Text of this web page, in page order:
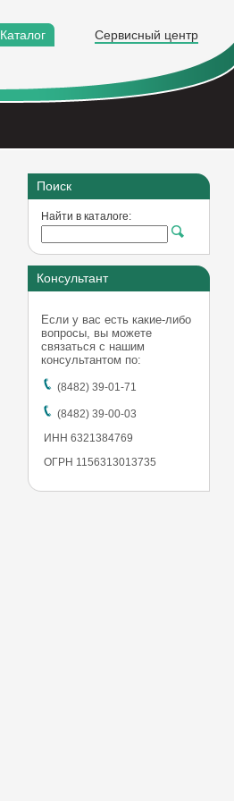
Каталог Сервисный центр
Поиск
Найти в каталоге:
Консультант
Если у вас есть какие-либо
вопросы, вы можете
связаться с нашим
консультантом по:
(8482) 39-01-71
(8482) 39-00-03
ИНН 6321384769
ОГРН 1156313013735